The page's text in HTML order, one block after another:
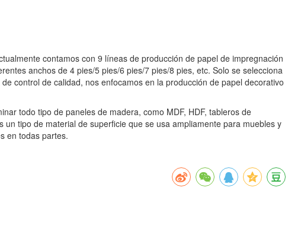
contamos con 9 líneas de producción de papel de impregnación
anchos de 4 pies/5 pies/6 pies/7 pies/8 pies, etc. Solo se selecciona
control de calidad, nos enfocamos en la producción de papel decorativo
todo tipo de paneles de madera, como MDF, HDF, tableros de
tipo de material de superficie que se usa ampliamente para muebles y
en todas partes.